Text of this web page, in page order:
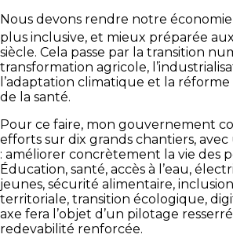
Nous devons rendre notre
plus inclusive, et mieux préparée
siècle. Cela passe par la transition
transformation agricole,
l’adaptation climatique et la
de la santé.
Pour ce faire, mon gouvernement
efforts sur dix grands chantiers,
: améliorer concrètement la vie des
Éducation, santé, accès à l’eau,
jeunes, sécurité alimentaire,
territoriale, transition écologique,
axe fera l’objet d’un pilotage
redevabilité renforcée.